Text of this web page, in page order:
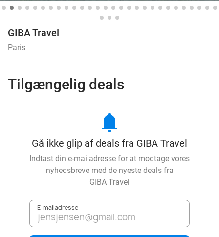
GIBA Travel
Paris
Tilgængelig deals
notifications
Gå ikke glip af deals fra GIBA Travel
Indtast din e-mailadresse for at modtage vores
nyhedsbreve med de nyeste deals fra
GIBA Travel
E-mailadresse